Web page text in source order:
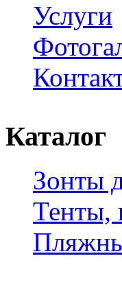
Услуги
Каталог
Зонты
Тенты,